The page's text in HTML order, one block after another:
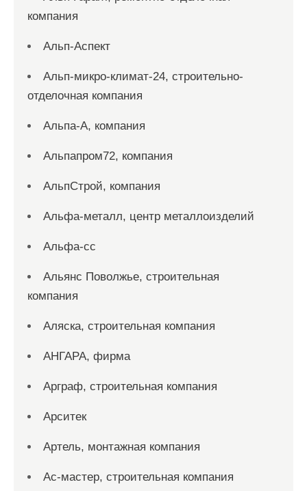
компания
Альп-Аспект
Альп-микро-климат-24, строительно-
отделочная компания
Альпа-А, компания
Альпапром72, компания
АльпСтрой, компания
Альфа-металл, центр металлоизделий
Альфа-сс
Альянс Поволжье, строительная
компания
Аляска, строительная компания
АНГАРА, фирма
Арграф, строительная компания
Арситек
Артель, монтажная компания
Ас-мастер, строительная компания